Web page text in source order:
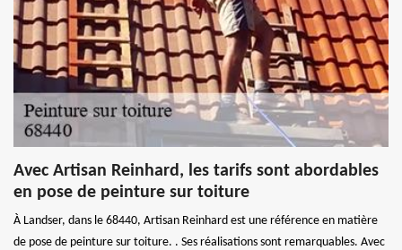
Avec Artisan Reinhard, les tarifs sont abordables
en pose de peinture sur toiture
À Landser, dans le 68440, Artisan Reinhard est une référence en matière
de pose de peinture sur toiture. . Ses réalisations sont remarquables. Avec